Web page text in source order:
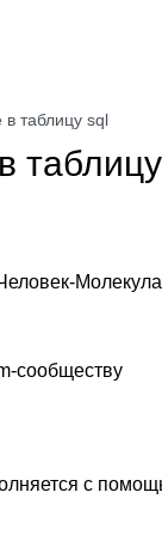
в таблицу sql
таблицу
Молекула
сообществу
с